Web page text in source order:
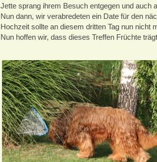
Jette sprang ihrem Besuch entgegen und auch
Nun dann, wir verabredeten ein Date für den
Hochzeit sollte an diesem dritten Tag nun nicht
Nun hoffen wir, dass dieses Treffen Früchte